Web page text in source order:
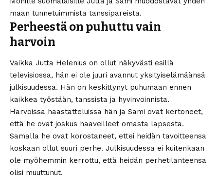
maan tunnetuimmista tanssipareista.
Perheestä on puhuttu vain
harvoin
Vaikka Jutta Helenius on ollut näkyvästi esillä
televisiossa, hän ei ole juuri avannut yksityiselämäänsä
julkisuudessa. Hän on keskittynyt puhumaan ennen
kaikkea työstään, tanssista ja hyvinvoinnista.
Harvoissa haastatteluissa hän ja Sami ovat kertoneet,
että he ovat joskus haaveilleet omasta lapsesta.
Samalla he ovat korostaneet, ettei heidän tavoitteensa
koskaan ollut suuri perhe. Julkisuudessa ei kuitenkaan
ole myöhemmin kerrottu, että heidän perhetilanteensa
olisi muuttunut.